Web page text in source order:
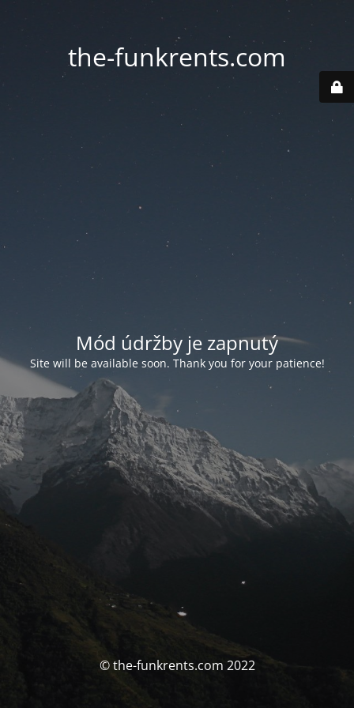
the-funkrents.com
Mód údržby je zapnutý
Site will be available soon. Thank you for your patience!
© the-funkrents.com 2022